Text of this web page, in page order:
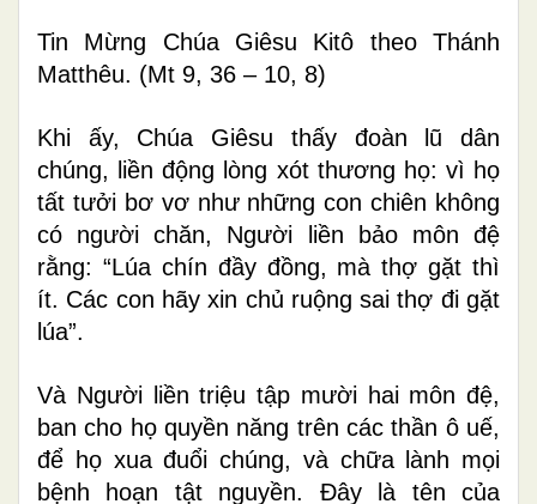
Tin Mừng Chúa Giêsu Kitô theo Thánh
Matthêu. (Mt 9, 36 – 10, 8)
Khi ấy, Chúa Giêsu thấy đoàn lũ dân
chúng, liền động lòng xót thương họ: vì họ
tất tưởi bơ vơ như những con chiên không
có người chăn, Người liền bảo môn đệ
rằng: “Lúa chín đầy đồng, mà thợ gặt thì
ít. Các con hãy xin chủ ruộng sai thợ đi gặt
lúa”.
Và Người liền triệu tập mười hai môn đệ,
ban cho họ quyền năng trên các thần ô uế,
để họ xua đuổi chúng, và chữa lành mọi
bệnh hoạn tật nguyền. Ðây là tên của